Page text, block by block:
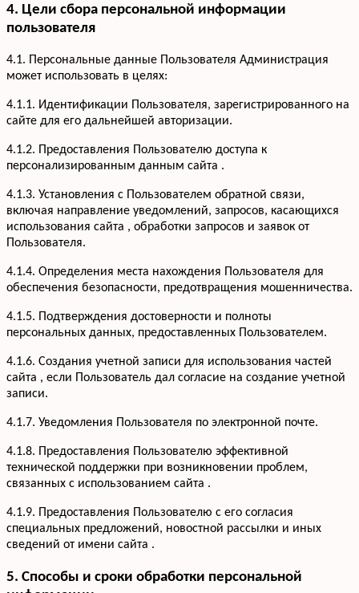
Услуги
Офисная мебель
Шкафы-купе
Гардеробные
Детская мебель
Портфолио
Акции
О компании
Вакансии
Отзывы
Информация
4. Цели сбора персональной информации
пользователя
4.1. Персональные данные Пользователя Администрация
может использовать в целях:
4.1.1. Идентификации Пользователя, зарегистрированного на
сайте для его дальнейшей авторизации.
4.1.2. Предоставления Пользователю доступа к
персонализированным данным сайта .
4.1.3. Установления с Пользователем обратной связи,
включая направление уведомлений, запросов, касающихся
использования сайта , обработки запросов и заявок от
Пользователя.
4.1.4. Определения места нахождения Пользователя для
обеспечения безопасности, предотвращения мошенничества.
4.1.5. Подтверждения достоверности и полноты
персональных данных, предоставленных Пользователем.
4.1.6. Создания учетной записи для использования частей
сайта , если Пользователь дал согласие на создание учетной
записи.
4.1.7. Уведомления Пользователя по электронной почте.
4.1.8. Предоставления Пользователю эффективной
технической поддержки при возникновении проблем,
связанных с использованием сайта .
4.1.9. Предоставления Пользователю с его согласия
специальных предложений, новостной рассылки и иных
сведений от имени сайта .
5. Способы и сроки обработки персональной